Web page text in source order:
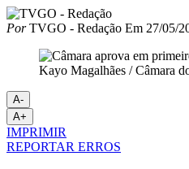
PorTVGO - Redação Em 27/05/
Kayo Magalhães / Câmara
A-
A+
IMPRIMIR
REPORTAR ERROS